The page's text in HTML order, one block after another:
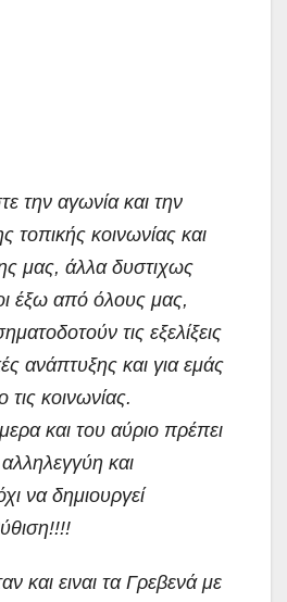
την αγωνία και την
τοπικής κοινωνίας και
μας, άλλα δυστιχως
έξω από όλους μας,
τις εξελίξεις
ανάπτυξης και για εμάς
τις κοινωνίας.
και του αύριο πρέπει
και
να δημιουργεί
και ειναι τα Γρεβενά με